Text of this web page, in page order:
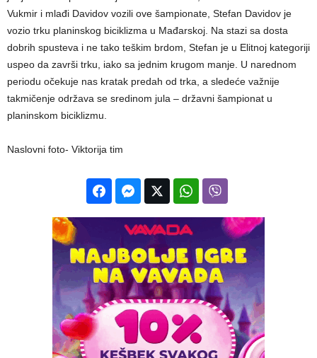
Vukmir i mlađi Davidov vozili ove šampionate, Stefan Davidov je
vozio trku planinskog biciklizma u Mađarskoj. Na stazi sa dosta
dobrih spusteva i ne tako teškim brdom, Stefan je u Elitnoj kategoriji
uspeo da završi trku, iako sa jednim krugom manje. U narednom
periodu očekuje nas kratak predah od trka, a sledeće važnije
takmičenje održava se sredinom jula – državni šampionat u
planinskom biciklizmu.
Naslovni foto- Viktorija tim